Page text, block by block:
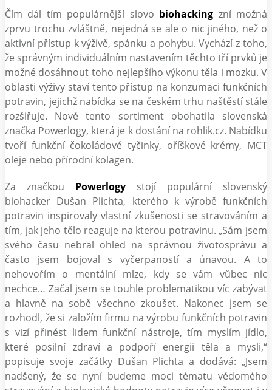
Čím dál tím populárnější slovo biohacking zní možná
zprvu trochu zvláštně, nejedná se ale o nic jiného, než o
aktivní přístup k výživě, spánku a pohybu. Vychází z toho,
že správným individuálním nastavením těchto tří prvků je
možné dosáhnout toho nejlepšího výkonu těla i mozku. V
oblasti výživy staví tento přístup na konzumaci funkčních
potravin, jejichž nabídka se na českém trhu naštěstí stále
rozšiřuje. Nově tento sortiment obohatila slovenská
značka Powerlogy, která je k dostání na rohlik.cz. Nabídku
tvoří funkční čokoládové tyčinky, oříškové krémy, MCT
oleje nebo přírodní kolagen.
Za značkou Powerlogy stojí populární slovenský
biohacker Dušan Plichta, kterého k výrobě funkčních
potravin inspirovaly vlastní zkušenosti se stravováním a
tím, jak jeho tělo reaguje na kterou potravinu. „Sám jsem
svého času nebral ohled na správnou životosprávu a
často jsem bojoval s vyčerpaností a únavou. A to
nehovořím o mentální mlze, kdy se vám vůbec nic
nechce… Začal jsem se touhle problematikou víc zabývat
a hlavně na sobě všechno zkoušet. Nakonec jsem se
rozhodl, že si založím firmu na výrobu funkčních potravin
s vizí přinést lidem funkční nástroje, tím myslím jídlo,
které posilní zdraví a podpoří energii těla a mysli,“
popisuje svoje začátky Dušan Plichta a dodává: „Jsem
nadšený, že se nyní budeme moci tématu vědomého